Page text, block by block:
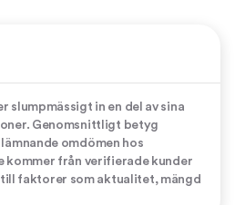
slumpmässigt in en del av sina
Genomsnittligt betyg
omdömen hos
kommer från verifierade kunder
faktorer som aktualitet, mängd